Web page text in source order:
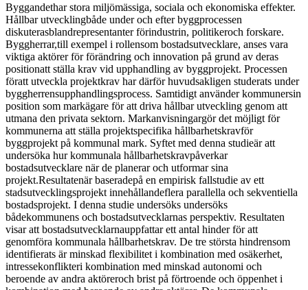
Byggandethar stora miljömässiga, sociala och ekonomiska effekter.
Hållbar utvecklingbåde under och efter byggprocessen
diskuterasblandrepresentanter förindustrin, politikeroch forskare.
Byggherrar,till exempel i rollensom bostadsutvecklare, anses vara
viktiga aktörer för förändring och innovation på grund av deras
positionatt ställa krav vid upphandling av byggprojekt. Processen
föratt utveckla projektkrav har därför huvudsakligen studerats under
byggherrensupphandlingsprocess. Samtidigt använder kommunersin
position som markägare för att driva hållbar utveckling genom att
utmana den privata sektorn. Markanvisningargör det möjligt för
kommunerna att ställa projektspecifika hållbarhetskravför
byggprojekt på kommunal mark. Syftet med denna studieär att
undersöka hur kommunala hållbarhetskravpåverkar
bostadsutvecklare när de planerar och utformar sina
projekt.Resultatenär baseradepå en empirisk fallstudie av ett
stadsutvecklingsprojekt innehållandeflera parallella och sekventiella
bostadsprojekt. I denna studie undersöks undersöks
bådekommunens och bostadsutvecklarnas perspektiv. Resultaten
visar att bostadsutvecklarnauppfattar ett antal hinder för att
genomföra kommunala hållbarhetskrav. De tre största hindrensom
identifierats är minskad flexibilitet i kombination med osäkerhet,
intressekonflikteri kombination med minskad autonomi och
beroende av andra aktöreroch brist på förtroende och öppenhet i